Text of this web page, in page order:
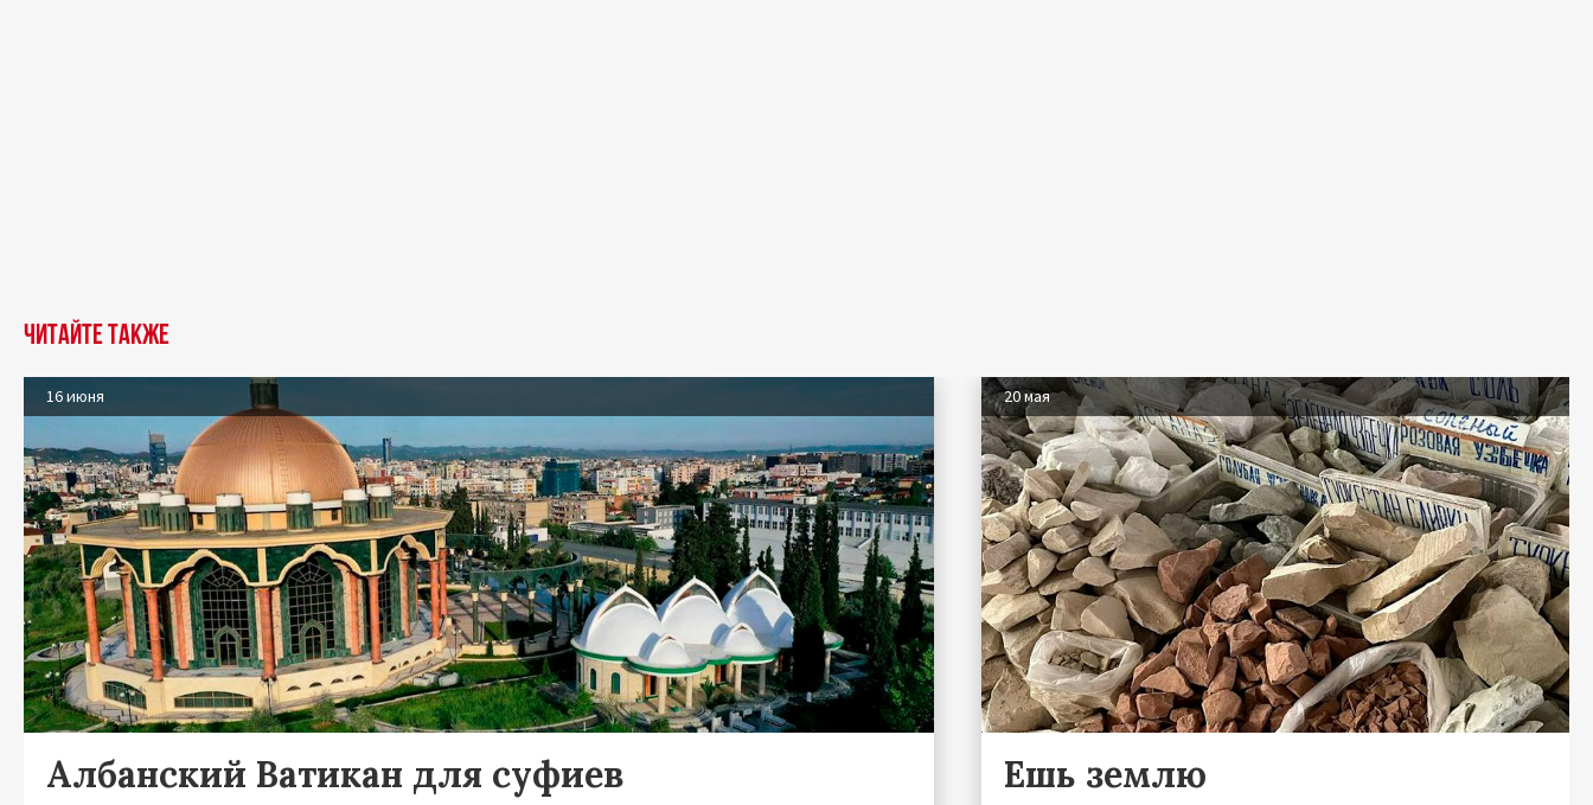
Читайте также
16 июня
Албанский Ватикан для суфиев
20 мая
Ешь землю